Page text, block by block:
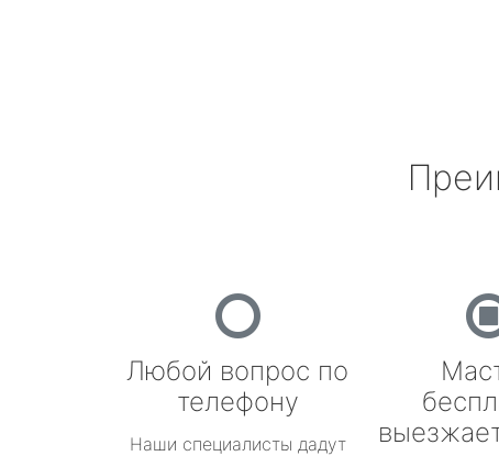
Любой вопрос по
телефону
Наши специалисты дадут